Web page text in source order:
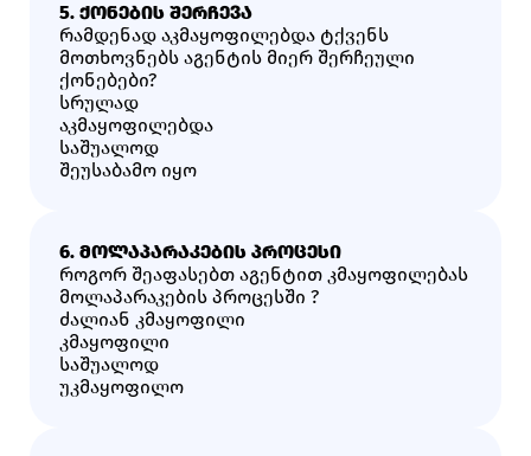
5. ᲥᲝᲜᲔᲑᲘᲡ ᲨᲔᲠᲩᲔᲕᲐ
რამდენად აკმაყოფილებდა ტქვენს
მოთხოვნებს აგენტის მიერ შერჩეული
ქონებები?
Სრულად
Აკმაყოფილებდა
Საშუალოდ
Შეუსაბამო Იყო
6. ᲛᲝᲚᲐᲞᲐᲠᲐᲙᲔᲑᲘᲡ ᲞᲠᲝᲪᲔᲡᲘ
როგორ შეაფასებთ აგენტით კმაყოფილებას
მოლაპარაკების პროცესში ?
Ძალიან Კმაყოფილი
Კმაყოფილი
Საშუალოდ
Უკმაყოფილო